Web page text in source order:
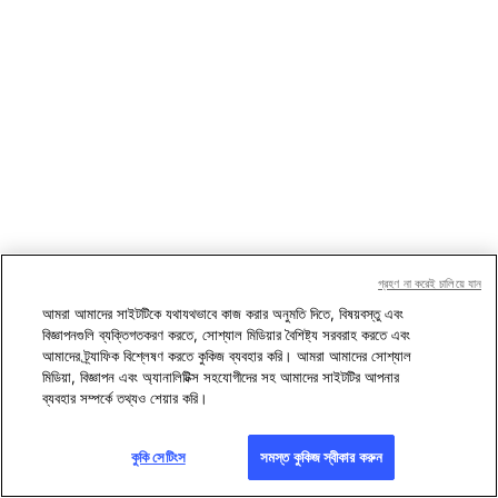
আমরা আমাদের সাইটটিকে যথাযথভাবে কাজ করার অনুমতি দিতে, বিষয়বস্তু এবং
বিজ্ঞাপনগুলি ব্যক্তিগতকরণ করতে, সোশ্যাল মিডিয়ার বৈশিষ্ট্য সরবরাহ করতে এবং
আমাদের ট্র্যাফিক বিশ্লেষণ করতে কুকিজ ব্যবহার করি। আমরা আমাদের সোশ্যাল
মিডিয়া, বিজ্ঞাপন এবং অ্যানালিটিক্স সহযোগীদের সহ আমাদের সাইটটির আপনার
ব্যবহার সম্পর্কে তথ্যও শেয়ার করি।
কুকি সেটিংস সমস্ত কুকিজ স্বীকার করুন
গ্রহণ না করেই চালিয়ে যান